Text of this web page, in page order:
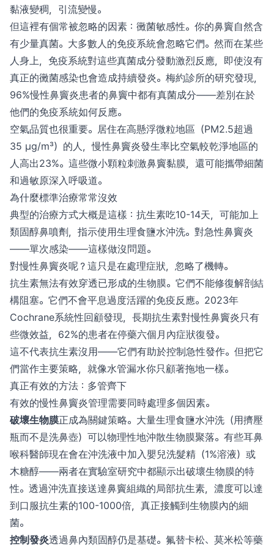
黏液變稠，引流變慢。
但這裡有個常被忽略的因素：黴菌敏感性。你的鼻竇自然含
有少量真菌。大多數人的免疫系統會忽略它們。然而在某些
人身上，免疫系統對這些真菌成分發動激烈反應，即使沒有
真正的黴菌感染也會造成持續發炎。梅約診所的研究發現，
96%慢性鼻竇炎患者的鼻竇中都有真菌成分——差別在於
他們的免疫系統如何反應。
空氣品質也很重要。居住在高懸浮微粒地區（PM2.5超過
35 μg/m³）的人，慢性鼻竇炎發生率比空氣較乾淨地區的
人高出23%。這些微小顆粒刺激鼻竇黏膜，還可能攜帶細菌
和過敏原深入呼吸道。
為什麼標準治療常常沒效
典型的治療方式大概是這樣：抗生素吃10-14天，可能加上
類固醇鼻噴劑，指示使用生理食鹽水沖洗。對急性鼻竇炎
——單次感染——這樣做沒問題。
對慢性鼻竇炎呢？這只是在處理症狀，忽略了機轉。
抗生素無法有效穿透已形成的生物膜。它們不能修復解剖結
構阻塞。它們不會平息過度活躍的免疫反應。2023年
Cochrane系統性回顧發現，長期抗生素對慢性鼻竇炎只有
些微效益，62%的患者在停藥六個月內症狀復發。
這不代表抗生素沒用——它們有助於控制急性發作。但把它
們當作主要策略，就像水管漏水你只顧著拖地一樣。
真正有效的方法：多管齊下
有效的慢性鼻竇炎管理需要同時處理多個因素。
破壞生物膜正成為關鍵策略。大量生理食鹽水沖洗（用擠壓
瓶而不是洗鼻壺）可以物理性地沖散生物膜聚落。有些耳鼻
喉科醫師現在會在沖洗液中加入嬰兒洗髮精（1%溶液）或
木糖醇——兩者在實驗室研究中都顯示出破壞生物膜的特
性。透過沖洗直接送達鼻竇組織的局部抗生素，濃度可以達
到口服抗生素的100-1000倍，真正接觸到生物膜內的細
菌。
控制發炎透過鼻內類固醇仍是基礎。氟替卡松、莫米松等藥